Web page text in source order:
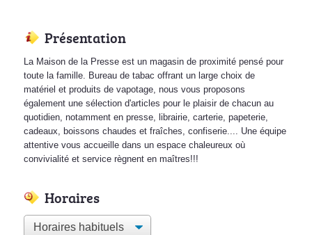
Présentation
La Maison de la Presse est un magasin de proximité pensé pour
toute la famille. Bureau de tabac offrant un large choix de
matériel et produits de vapotage, nous vous proposons
également une sélection d'articles pour le plaisir de chacun au
quotidien, notamment en presse, librairie, carterie, papeterie,
cadeaux, boissons chaudes et fraîches, confiserie.... Une équipe
attentive vous accueille dans un espace chaleureux où
convivialité et service règnent en maîtres!!!
Horaires